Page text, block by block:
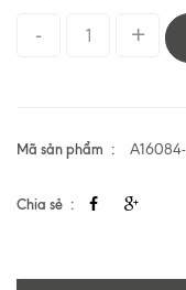
Mã sản phẩm
Chia sẻ